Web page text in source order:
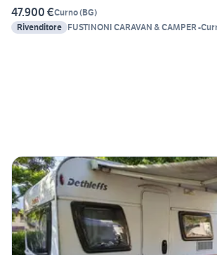
47.900 €Curno(BG)
Rivenditore FUSTINONI CARAVAN & CAMPER -